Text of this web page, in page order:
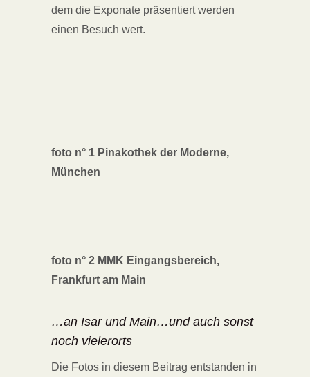
dem die Exponate präsentiert werden
einen Besuch wert.
foto n° 1 Pinakothek der Moderne,
München
foto n° 2 MMK Eingangsbereich,
Frankfurt am Main
…an Isar und Main…und auch sonst
noch vielerorts
Die Fotos in diesem Beitrag entstanden in